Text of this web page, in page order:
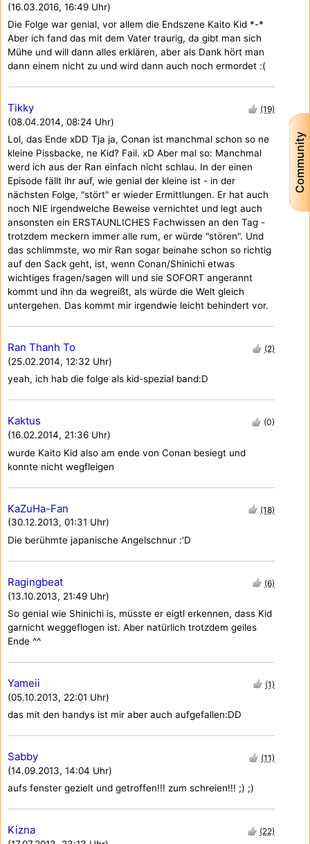
Community
(16.03.2016, 16:49 Uhr)
Die Folge war genial, vor allem die Endszene Kaito Kid *-*
Aber ich fand das mit dem Vater traurig, da gibt man sich
Mühe und will dann alles erklären, aber als Dank hört man
dann einem nicht zu und wird dann auch noch ermordet :(
Tikky
(08.04.2014, 08:24 Uhr)
(19)
Lol, das Ende xDD Tja ja, Conan ist manchmal schon so ne
kleine Pissbacke, ne Kid? Fail. xD Aber mal so: Manchmal
werd ich aus der Ran einfach nicht schlau. In der einen
Episode fällt ihr auf, wie genial der kleine ist - in der
nächsten Folge, "stört" er wieder Ermittlungen. Er hat auch
noch NIE irgendwelche Beweise vernichtet und legt auch
ansonsten ein ERSTAUNLICHES Fachwissen an den Tag -
trotzdem meckern immer alle rum, er würde "stören". Und
das schlimmste, wo mir Ran sogar beinahe schon so richtig
auf den Sack geht, ist, wenn Conan/Shinichi etwas
wichtiges fragen/sagen will und sie SOFORT angerannt
kommt und ihn da wegreißt, als würde die Welt gleich
untergehen. Das kommt mir irgendwie leicht behindert vor.
Ran Thanh To
(25.02.2014, 12:32 Uhr)
(2)
yeah, ich hab die folge als kid-spezial band:D
Kaktus
(16.02.2014, 21:36 Uhr)
(0)
wurde Kaito Kid also am ende von Conan besiegt und
konnte nicht wegfleigen
KaZuHa-Fan
(30.12.2013, 01:31 Uhr)
(18)
Die berühmte japanische Angelschnur :'D
Ragingbeat
(13.10.2013, 21:49 Uhr)
(6)
So genial wie Shinichi is, müsste er eigtl erkennen, dass Kid
garnicht weggeflogen ist. Aber natürlich trotzdem geiles
Ende ^^
Yameii
(05.10.2013, 22:01 Uhr)
(1)
das mit den handys ist mir aber auch aufgefallen:DD
Sabby
(14.09.2013, 14:04 Uhr)
(11)
aufs fenster gezielt und getroffen!!! zum schreien!!! ;) ;)
Kizna (22)